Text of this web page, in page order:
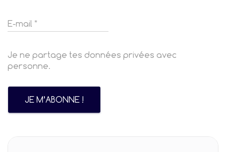
Je ne partage tes données privées avec
personne.